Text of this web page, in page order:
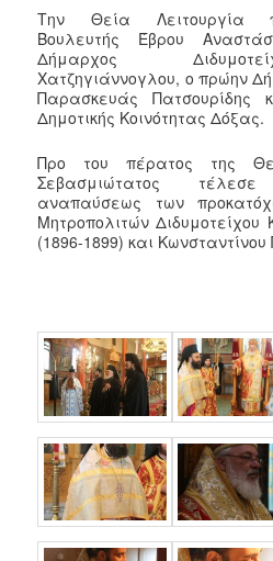
Την Θεία Λειτουργία
Βουλευτής Έβρου
Δήμαρχος
Χατζηγιάννογλου, ο πρώην
Παρασκευάς Πατσουρίδης
Δημοτικής Κοινότητας Δόξας.
Προ του πέρατος της
Σεβασμιώτατος
αναπαύσεως των
Μητροπολιτών Διδυμοτείχου
(1896-1899) και